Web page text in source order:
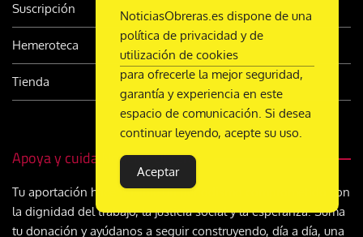
Suscripción
Hemeroteca
Tienda
Apoya y cuida Noticias Obreras
Tu aportación hace posible un periodismo comprometido con
la dignidad del trabajo, la justicia social y la esperanza. Suma
tu donación y ayúdanos a seguir construyendo, día a día, una
NoticiasObreras.es dispone de una
política de privacidad y de
utilización de cookies
para ofrecerle la mejor seguridad,
garantía y experiencia en este
espacio de comunicación. Si desea
continuar leyendo, acepte su uso.
Aceptar